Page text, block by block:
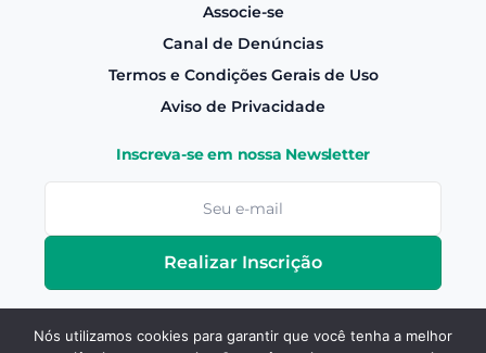
Associe-se
Canal de Denúncias
Termos e Condições Gerais de Uso
Aviso de Privacidade
Inscreva-se em nossa Newsletter
Realizar Inscrição
Nós utilizamos cookies para garantir que você tenha a melhor